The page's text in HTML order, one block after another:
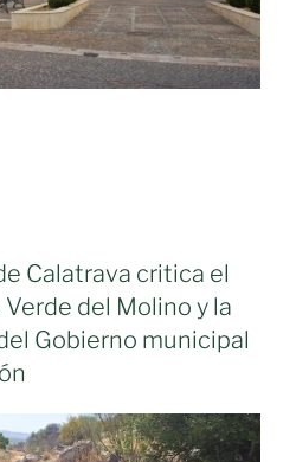
Calatrava critica el
del Molino y la
Gobierno municipal